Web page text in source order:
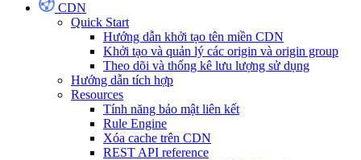
CDN
Quick Start
Hướng dẫn khởi tạo tên miền CDN
Khởi tạo và quản lý các origin và origin group
Theo dõi và thống kê lưu lượng sử dụng
Hướng dẫn tích hợp
Resources
Tính năng bảo mật liên kết
Rule Engine
Xóa cache trên CDN
REST API reference